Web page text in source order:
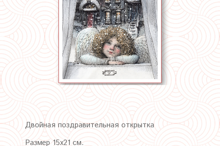
Двойная поздравительная открытка
Размер 15х21 см.